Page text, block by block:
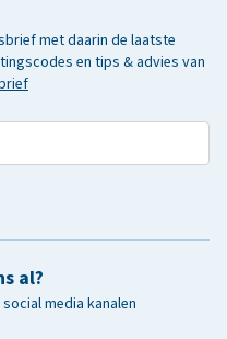
met daarin de laatste
en tips & advies van
al?
media kanalen